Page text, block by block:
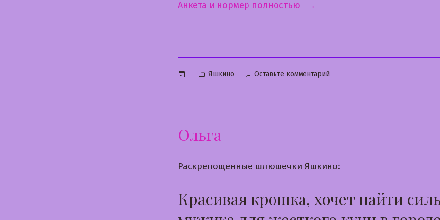
Анкета и нормер полностью «Лидия»
Опубликовано
Яшкино Оставьте комментарий
Ольга
Раскрепощенные шлюшечки Яшкино:
Красивая крошка, хочет найти